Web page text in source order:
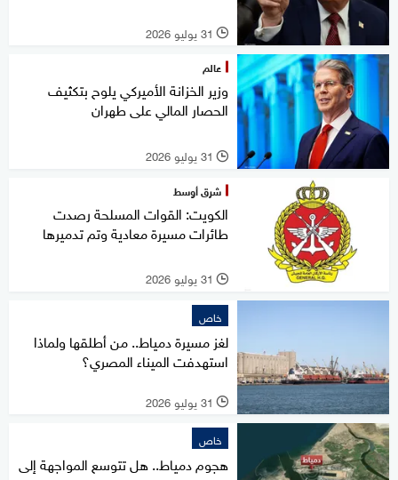
l 31 يوليو 2026
عالم
وزير الخزانة الأميركي يلوح بتكثيف
الحصار المالي على طهران
l 31 يوليو 2026
شرق أوسط
الكويت: القوات المسلحة رصدت
طائرات مسيرة معادية وتم تدميرها
l 31 يوليو 2026
خاص
لغز مسيرة دمياط.. من أطلقها ولماذا
استهدفت الميناء المصري؟
l 31 يوليو 2026
خاص
هجوم دمياط.. هل تتوسع المواجهة إلى